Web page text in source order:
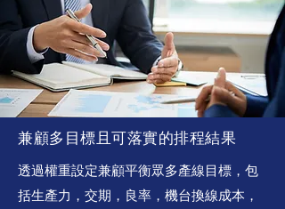
兼顧多目標且可落實的排程結果
透過權重設定兼顧平衡眾多產線目標，包
括生產力，交期，良率，機台換線成本，